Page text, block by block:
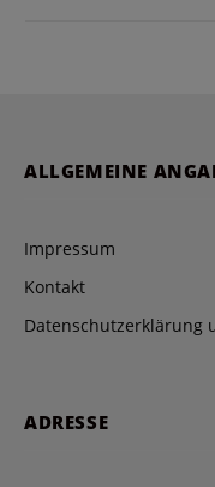
ALLGEMEINE
Impressum
Kontakt
Datenschutzerklärung
ADRESSE